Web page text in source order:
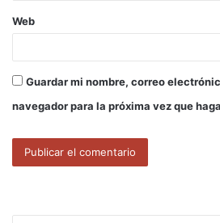
Web
Guardar mi nombre, correo
navegador para la próxima vez que